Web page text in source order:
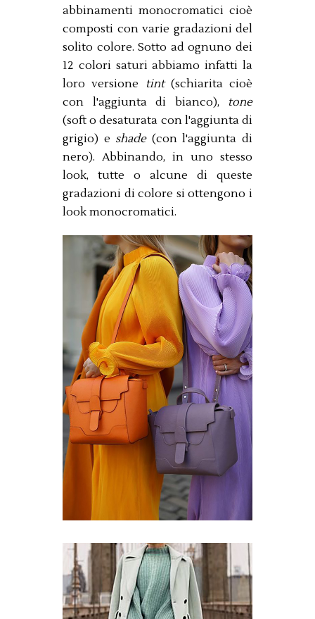
abbinamenti monocromatici cioè
composti con varie gradazioni del
solito colore. Sotto ad ognuno dei
12 colori saturi abbiamo infatti la
loro versione tint (schiarita cioè
con l'aggiunta di bianco), tone
(soft o desaturata con l'aggiunta di
grigio) e shade (con l'aggiunta di
nero). Abbinando, in uno stesso
look, tutte o alcune di queste
gradazioni di colore si ottengono i
look monocromatici.